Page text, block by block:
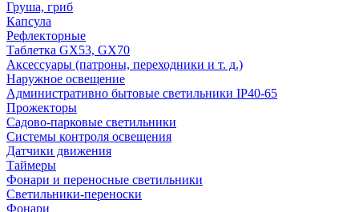
Груша, гриб
Капсула
Рефлекторные
Таблетка GX53, GX70
Аксессуары (патроны, переходники и т. д.)
Наружное освещение
Административно бытовые светильники IP40-65
Прожекторы
Садово-парковые светильники
Системы контроля освещения
Датчики движения
Таймеры
Фонари и переносные светильники
Светильники-переноски
Фонари